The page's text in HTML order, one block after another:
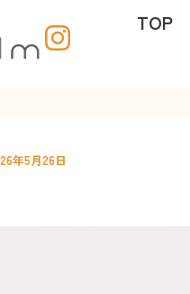
TOP
年5月26日